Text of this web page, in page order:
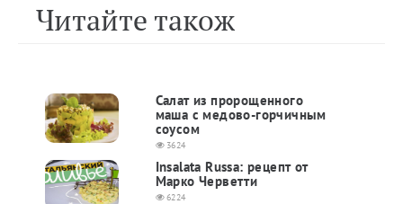
Читайте також
Салат из пророщенного
маша с медово-горчичным
соусом
3624
Insalata Russa: рецепт от
Марко Черветти
6224